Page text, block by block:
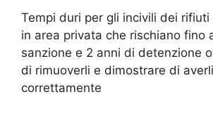
Tempi duri per gli incivili dei
in area privata che rischiano fino
sanzione e 2 anni di detenzione
di rimuoverli e dimostrare di
correttamente